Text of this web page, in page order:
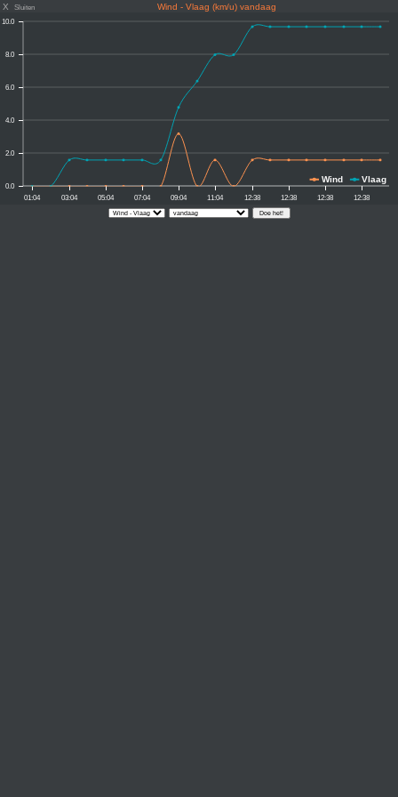
X Sluiten Wind - Vlaag (km/u) vandaag